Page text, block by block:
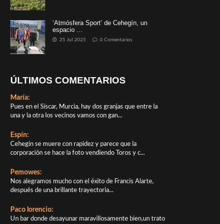
‘Atmósfera Sport’ de Cehegín, un
espacio ...
25 Jul 2025 0 Comentarios
ÚLTIMOS COMENTARIOS
María:
Pues en el Siscar, Murcia, hay dos granjas que entre la
una y la otra los vecinos vamos con gan...
Espín:
Cehegín se muere con rapidez y parece que la
corporación se hace la foto vendiendo Toros y c...
Pemowes:
Nos alegramos mucho con el éxito de Francis Alarte,
después de una brillante trayectoria...
Paco lorencio:
Un bar donde desayunar maravillosamente bien,un trato